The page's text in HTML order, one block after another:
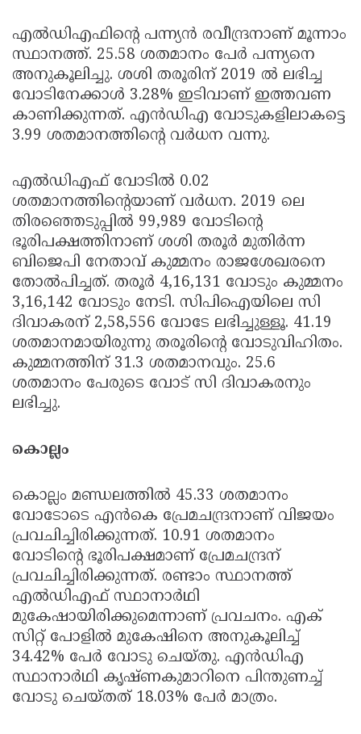
എല്‍ഡിഎഫിന്റെ പന്ന്യന്‍ രവീന്ദ്രനാണ് മൂന്നാം
സ്ഥാനത്ത്. 25.58 ശതമാനം പേര്‍ പന്ന്യനെ
അനുകൂലിച്ചു. ശശി തരൂരിന് 2019 ല്‍ ലഭിച്ച
വോടിനേക്കാള്‍ 3.28% ഇടിവാണ് ഇത്തവണ
കാണിക്കുന്നത്. എന്‍ഡിഎ വോടുകളിലാകട്ടെ
3.99 ശതമാനത്തിന്റെ വര്‍ധന വന്നു.
എല്‍ഡിഎഫ് വോടില്‍ 0.02
ശതമാനത്തിന്റെയാണ് വര്‍ധന. 2019 ലെ
തിരഞ്ഞെടുപ്പില്‍ 99,989 വോടിന്റെ
ഭൂരിപക്ഷത്തിനാണ് ശശി തരൂര്‍ മുതിര്‍ന്ന
ബിജെപി നേതാവ് കുമ്മനം രാജശേഖരനെ
തോല്‍പിച്ചത്. തരൂര്‍ 4,16,131 വോടും കുമ്മനം
3,16,142 വോടും നേടി. സിപിഐയിലെ സി
ദിവാകരന് 2,58,556 വോടേ ലഭിച്ചുള്ളൂ. 41.19
ശതമാനമായിരുന്നു തരൂരിന്റെ വോടുവിഹിതം.
കുമ്മനത്തിന് 31.3 ശതമാനവും. 25.6
ശതമാനം പേരുടെ വോട് സി ദിവാകരനും
ലഭിച്ചു.
കൊല്ലം
കൊല്ലം മണ്ഡലത്തില്‍ 45.33 ശതമാനം
വോടോടെ എന്‍കെ പ്രേമചന്ദ്രനാണ് വിജയം
പ്രവചിച്ചിരിക്കുന്നത്. 10.91 ശതമാനം
വോടിന്റെ ഭൂരിപക്ഷമാണ് പ്രേമചന്ദ്രന്
പ്രവചിച്ചിരിക്കുന്നത്. രണ്ടാം സ്ഥാനത്ത്
എല്‍ഡിഎഫ് സ്ഥാനാര്‍ഥി
മുകേഷായിരിക്കുമെന്നാണ് പ്രവചനം. എക്
സിറ്റ് പോളില്‍ മുകേഷിനെ അനുകൂലിച്ച്
34.42% പേര്‍ വോടു ചെയ്തു. എന്‍ഡിഎ
സ്ഥാനാര്‍ഥി കൃഷ്ണകുമാറിനെ പിന്തുണച്ച്
വോടു ചെയ്തത് 18.03% പേര്‍ മാത്രം.